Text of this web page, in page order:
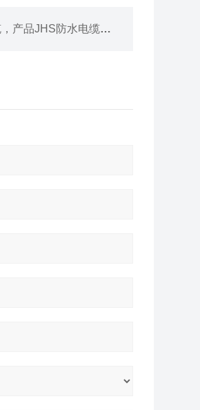
JHS防水电缆参照标准